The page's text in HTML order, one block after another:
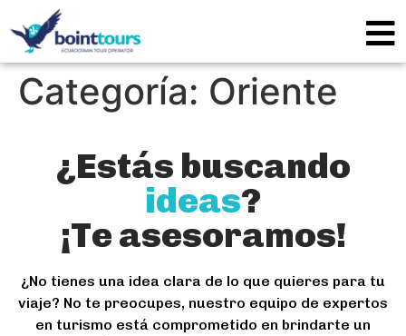
Categoría: Oriente
¿Estás buscando
ideas?
¡Te asesoramos!
¿No tienes una idea clara de lo que quieres para tu
viaje? No te preocupes, nuestro equipo de expertos
en turismo está comprometido en brindarte un